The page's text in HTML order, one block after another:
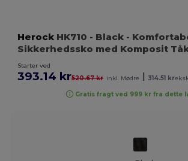
Herock HK710 - Black -
Sikkerhedssko med Komposit
Starter ved
393.14 kr520.67 kr inkl. Mødre 314.51 kr
Gratis fragt ved 999 kr fra dette